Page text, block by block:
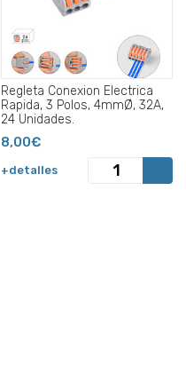
Regleta Conexion Electrica
Rapida, 3 Polos, 4mmØ, 32A,
24 Unidades.
8,00€
+detalles